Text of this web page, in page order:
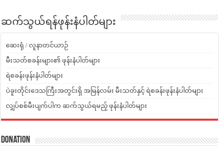
ဆက်သွယ်ရန်ဖုန်းနံပါတ်များ
ဆေးရုံ / လူနာတင်ယာဉ်
မီးသတ်စခန်းများ၏ ဖုန်းနံပါတ်များ
ရဲစခန်းဖုန်းနံပါတ်များ
ပဲခူးတိုင်းဒေသကြီးအတွင်းရှိ အမြန်လမ်း မီးသတ်နှင့် ရဲစခန်းဖုန်းနံပါတ်များ
လျှပ်စစ်မီးပျက်ပါက ဆက်သွယ်ရမည့် ဖုန်းနံပါတ်များ
Donation